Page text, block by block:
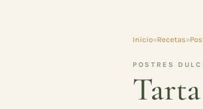
Inicio»Recetas»
POSTRES